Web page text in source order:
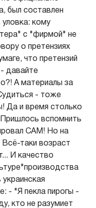
был составлен
уловка: кому
с "фирмой" не
о претензиях
что претензий
давайте
А материалы за
- тоже
Да и время столько
Пришлось вспомнить
САМ! Но на
Всё-таки возраст
И качество
- "Я пекла пирогы -
кто не разумиет